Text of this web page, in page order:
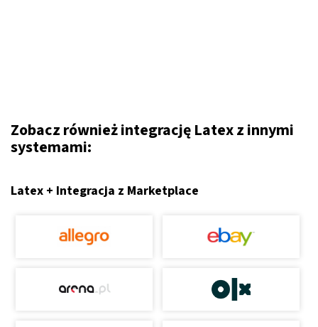
Zobacz również integrację Latex z innymi
systemami:
Latex + Integracja z Marketplace